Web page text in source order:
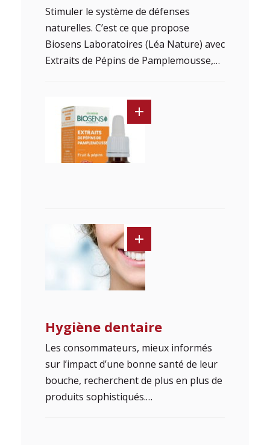
Stimuler le système de défenses
naturelles. C’est ce que propose
Biosens Laboratoires (Léa Nature) avec
Extraits de Pépins de Pamplemousse,…
Hygiène dentaire
Les consommateurs, mieux informés
sur l’impact d’une bonne santé de leur
bouche, recherchent de plus en plus de
produits sophistiqués.…